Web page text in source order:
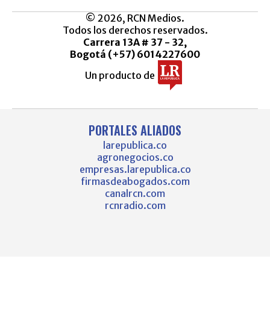
© 2026, RCN Medios.
Todos los derechos reservados.
Carrera 13A # 37 - 32,
Bogotá (+57) 6014227600
Un producto de
PORTALES ALIADOS
larepublica.co
agronegocios.co
empresas.larepublica.co
firmasdeabogados.com
canalrcn.com
rcnradio.com